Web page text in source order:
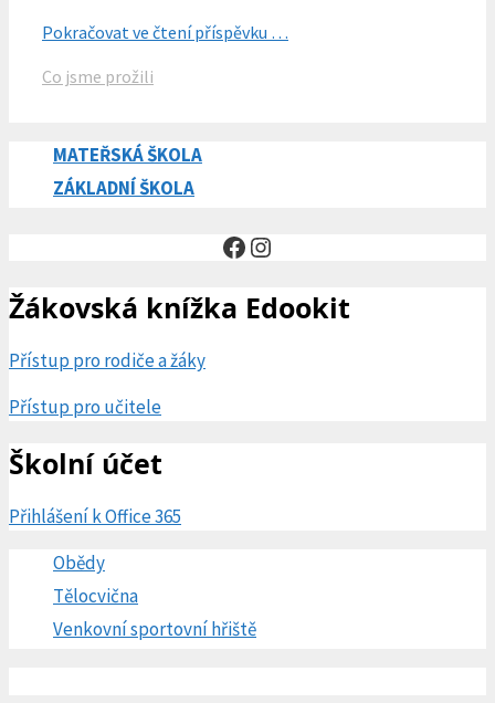
Pokračovat ve čtení příspěvku …
Rubriky
Co jsme prožili
MATEŘSKÁ ŠKOLA
ZÁKLADNÍ ŠKOLA
Facebook
Instagram
Žákovská knížka Edookit
Přístup pro rodiče a žáky
Přístup pro učitele
Školní účet
Přihlášení k Office 365
Obědy
Tělocvična
Venkovní sportovní hřiště